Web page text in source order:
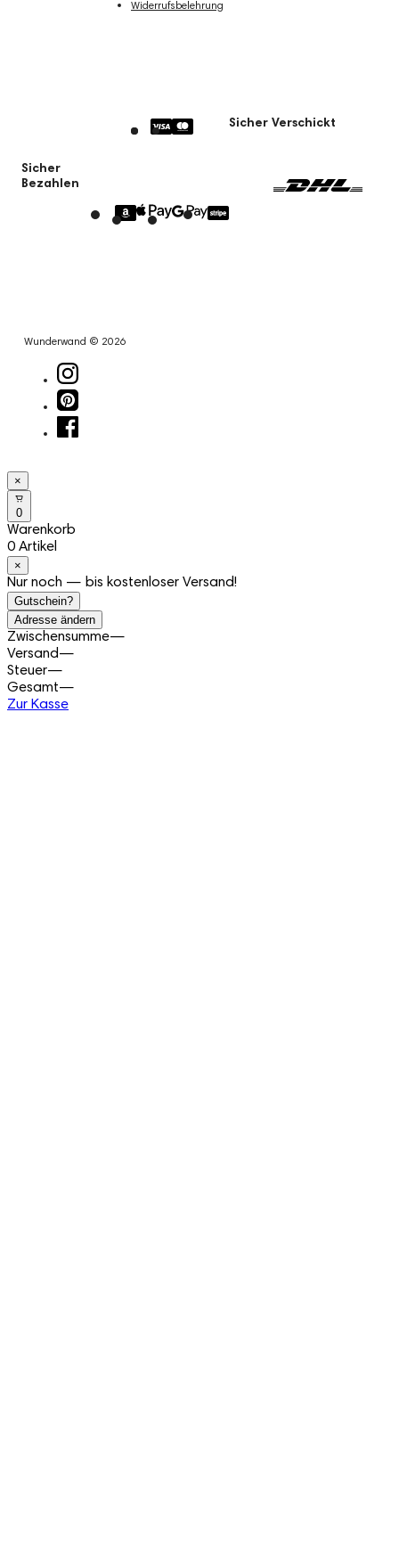
Widerrufsbelehrung
Sicher
Bezahlen
Sicher Verschickt
Wunderwand © 2026
×
0
Warenkorb
0 Artikel
×
Nur noch — bis kostenloser Versand!
Gutschein?
Adresse ändern
Zwischensumme—
Versand—
Steuer—
Gesamt—
Zur Kasse